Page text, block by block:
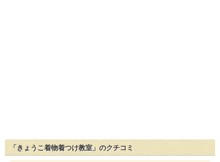
「きょうこ着物着つけ教室」のクチコミ